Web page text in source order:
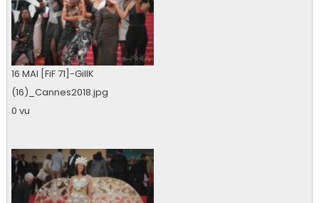
16 MAI [FiF 71]-GillK
(16)_Cannes2018.jpg
0 vu